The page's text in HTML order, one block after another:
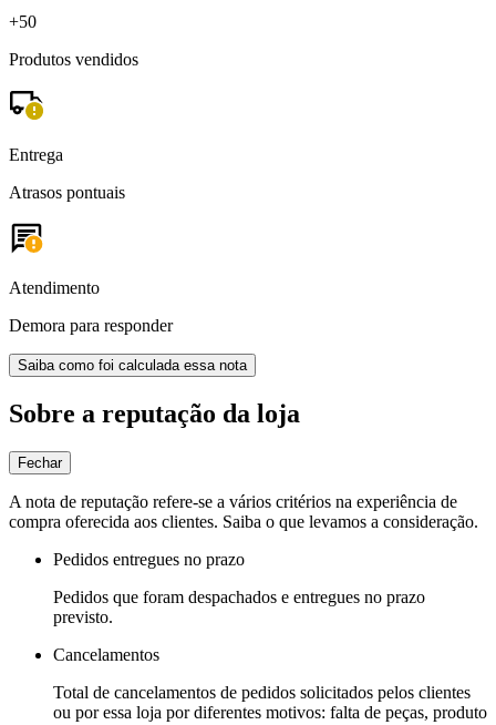
+50
Produtos vendidos
Entrega
Atrasos pontuais
Atendimento
Demora para responder
Saiba como foi calculada essa nota
Sobre a reputação da loja
Fechar
A nota de reputação refere-se a vários critérios na experiência de
compra oferecida aos clientes. Saiba o que levamos a consideração.
Pedidos entregues no prazo
Pedidos que foram despachados e entregues no prazo
previsto.
Cancelamentos
Total de cancelamentos de pedidos solicitados pelos clientes
ou por essa loja por diferentes motivos: falta de peças, produto